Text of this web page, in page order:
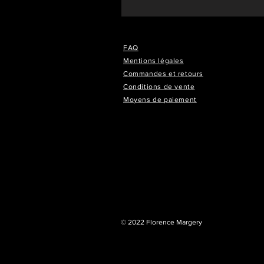
FAQ
Mentions légales
Commandes et retours
Conditions de vente
Moyens de paiement
© 2022 Florence Margery